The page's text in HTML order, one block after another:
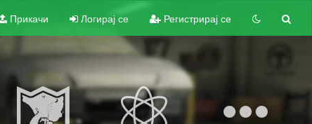
Прикачи Логирај се Регистрирај се